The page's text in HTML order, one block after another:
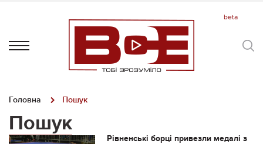
Головна Пошук
Пошук
Рівненські борці привезли медалі з